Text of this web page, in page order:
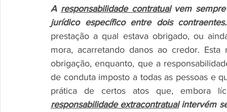
A responsabilidade contratual vem sempre
jurídico específico entre dois contraentes.
prestação a qual estava obrigado, ou
mora, acarretando danos ao credor.
obrigação, enquanto, que a
de conduta imposto a todas as pessoas e
prática de certos atos que, embora
responsabilidade extracontratual intervém